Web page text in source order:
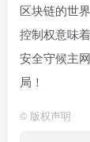
区块链的世
控制权意味
安全守候主
局！
© 版权声明